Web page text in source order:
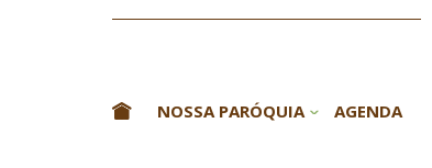
NOSSA PARÓQUIA AGENDA